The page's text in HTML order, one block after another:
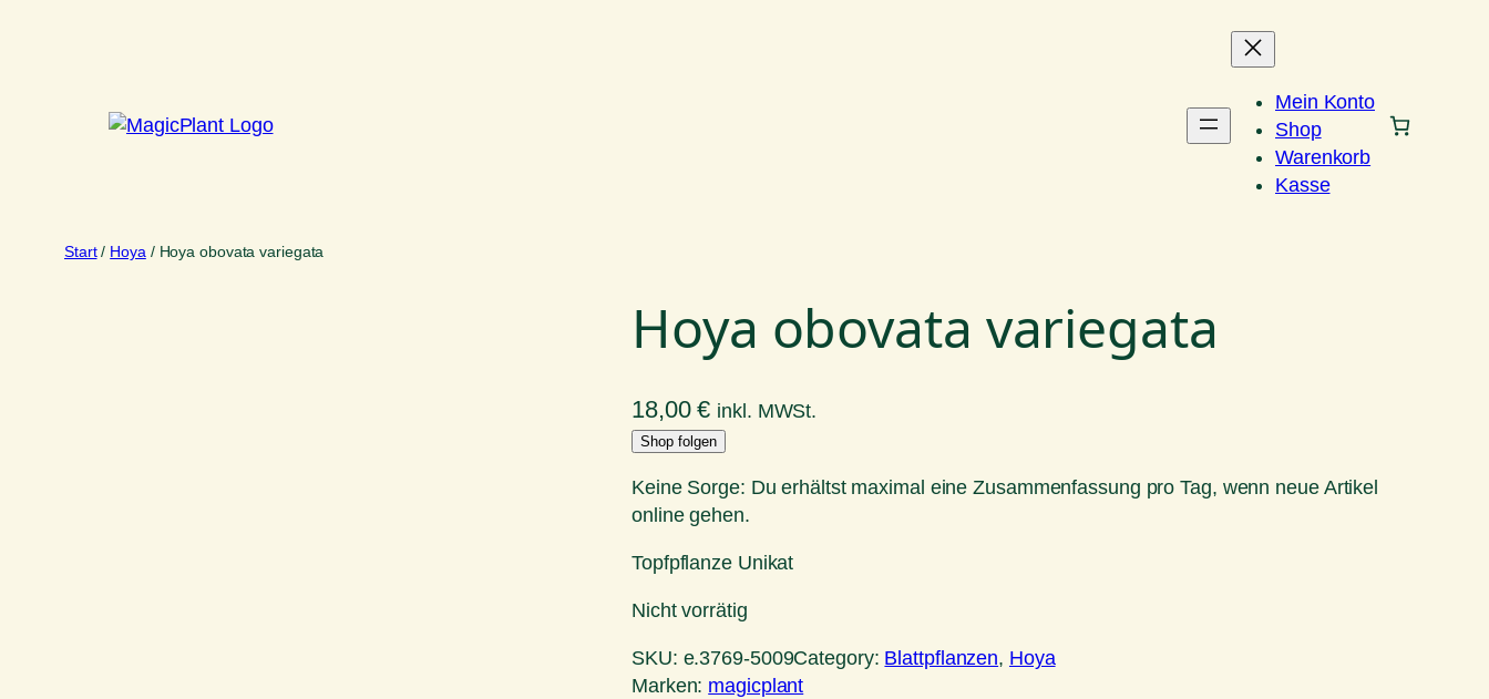
Mein Konto
Shop
Warenkorb
Kasse
Start/ Hoya / Hoya obovata variegata
Hoya obovata variegata
18,00€ inkl. MWSt.
Shop folgen
Keine Sorge: Du erhältst maximal eine Zusammenfassung pro Tag, wenn neue Artikel
online gehen.
Topfpflanze Unikat
Nicht vorrätig
SKU: e.3769-5009Category: Blattpflanzen, Hoya
Marken: magicplant